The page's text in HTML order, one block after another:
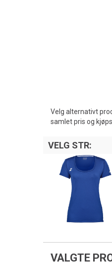
Velg alternativt
samlet pris og
VELG STR:
VALGTE